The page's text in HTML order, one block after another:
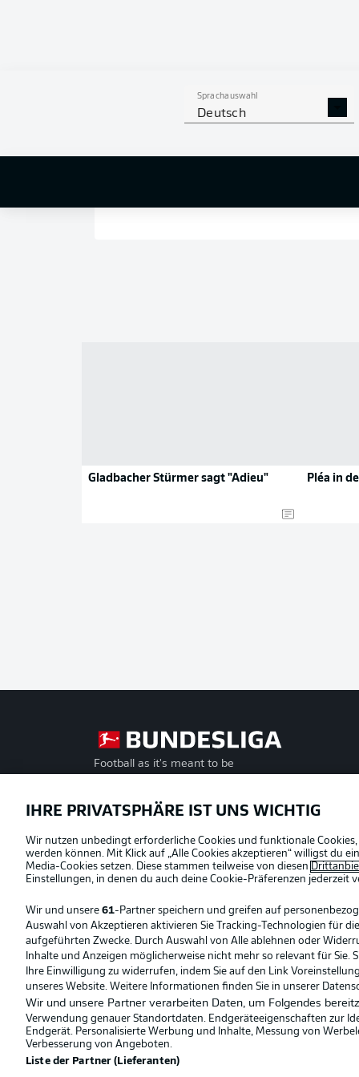
Sprachauswahl
Deutsch
Gladbacher Stürmer sagt "Adieu" Pléa in
Football as it's meant to be
Offizielle Partner
© 2026 Bundesliga-Gruppe GmbH
IHRE PRIVATSPHÄRE IST UNS WICHTIG
Wir nutzen unbedingt erforderliche Cookies und funktionale
werden können. Mit Klick auf „Alle Cookies akzeptieren“ willigst du
Media-Cookies setzen. Diese stammen teilweise von diesen
Einstellungen, in denen du auch deine Cookie-Präferenzen jederzeit
Wir und unsere 61-Partner speichern und greifen auf
Auswahl von Akzeptieren aktivieren Sie Tracking-Technologien für
aufgeführten Zwecke. Durch Auswahl von Alle ablehnen oder
Inhalte und Anzeigen möglicherweise nicht mehr so relevant für
Ihre Einwilligung zu widerrufen, indem Sie auf den Link
unseres Website. Weitere Informationen finden Sie in unserer
Wir und unsere Partner verarbeiten Daten, um Folgendes
Verwendung genauer Standortdaten. Endgeräteeigenschaften zur
Endgerät. Personalisierte Werbung und Inhalte, Messung von
Verbesserung von Angeboten.
Liste der Partner (Lieferanten)